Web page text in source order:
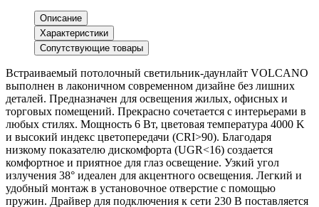
Описание
Характеристики
Сопутствующие товары
Встраиваемый потолочный светильник-даунлайт VOLCANO
выполнен в лаконичном современном дизайне без лишних
деталей. Предназначен для освещения жилых, офисных и
торговых помещений. Прекрасно сочетается с интерьерами в
любых стилях. Мощность 6 Вт, цветовая температура 4000 K
и высокий индекс цветопередачи (CRI>90). Благодаря
низкому показателю дискомфорта (UGR<16) создается
комфортное и приятное для глаз освещение. Узкий угол
излучения 38° идеален для акцентного освещения. Легкий и
удобный монтаж в установочное отверстие с помощью
пружин. Драйвер для подключения к сети 230 В поставляется